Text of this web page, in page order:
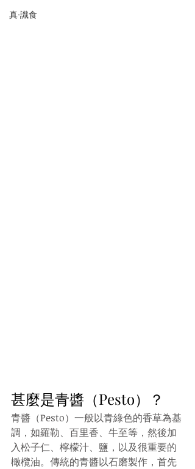
真·識食
甚麼是青醬（Pesto）？
青醬（Pesto）一般以青綠色的香草為基
調，如羅勒、百里香、牛至等，然後加
入松子仁、檸檬汁、鹽，以及很重要的
橄欖油。傳統的青醬以石磨製作，首先